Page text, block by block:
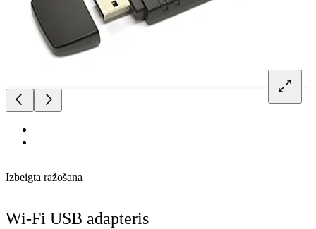
Izbeigta ražošana
Wi-Fi USB adapteris